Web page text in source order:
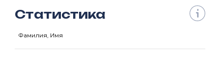
Статистика
Фамилия, Имя